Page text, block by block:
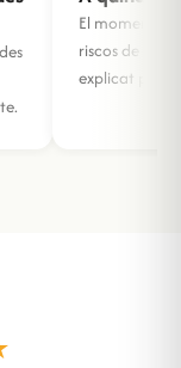
El moment
riscos de fer-
explicat per